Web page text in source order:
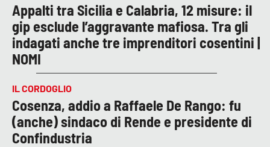
Appalti tra Sicilia e Calabria, 12 misure: il
gip esclude l’aggravante mafiosa. Tra gli
indagati anche tre imprenditori cosentini |
NOMI
IL CORDOGLIO
Cosenza, addio a Raffaele De Rango: fu
(anche) sindaco di Rende e presidente di
Confindustria